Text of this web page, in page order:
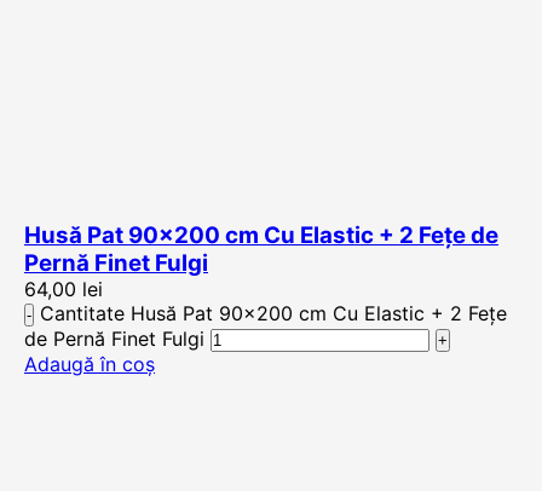
Husă Pat 90×200 cm Cu Elastic + 2 Fețe de
Pernă Finet Fulgi
64,00 lei
Cantitate Husă Pat 90x200 cm Cu Elastic + 2 Fețe
de Pernă Finet Fulgi
Adaugă în coș